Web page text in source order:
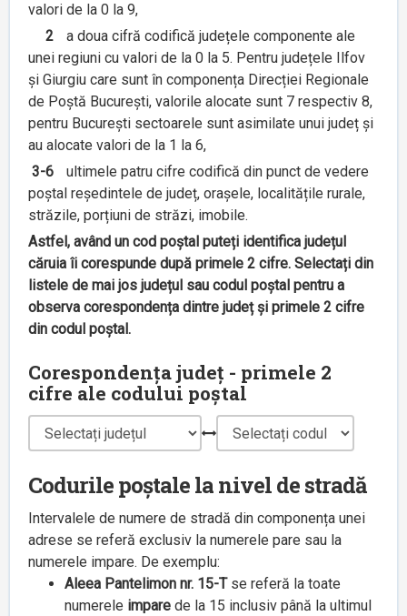
valori de la 0 la 9,
2
a doua cifră codifică județele componente ale
unei regiuni cu valori de la 0 la 5. Pentru județele Ilfov
și Giurgiu care sunt în componența Direcției Regionale
de Poștă București, valorile alocate sunt 7 respectiv 8,
pentru București sectoarele sunt asimilate unui județ și
au alocate valori de la 1 la 6,
3-6
ultimele patru cifre codifică din punct de vedere
poștal reședintele de județ, orașele, localitățile rurale,
străzile, porțiuni de străzi, imobile.
Astfel, având un cod poștal puteți identifica județul
căruia îi corespunde după primele 2 cifre. Selectați din
listele de mai jos județul sau codul poștal pentru a
observa corespondența dintre județ și primele 2 cifre
din codul poștal.
Corespondența județ - primele 2
cifre ale codului poștal
Codurile poștale la nivel de stradă
Intervalele de numere de stradă din componența unei
adrese se referă exclusiv la numerele pare sau la
numerele impare. De exemplu:
Aleea Pantelimon nr. 15-Tse referă la toate
numerele impare de la 15 inclusiv până la ultimul